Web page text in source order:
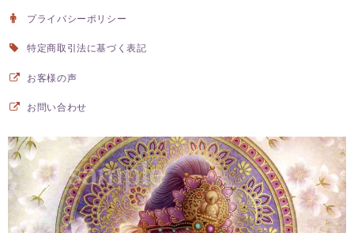
プライバシーポリシー
特定商取引法に基づく表記
お客様の声
お問い合わせ